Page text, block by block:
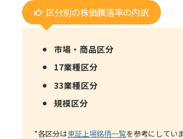
区分別の株価騰落率の内訳
市場・商品区分
17業種区分
33業種区分
規模区分
*各区分は東証上場銘柄一覧を参考にしていま